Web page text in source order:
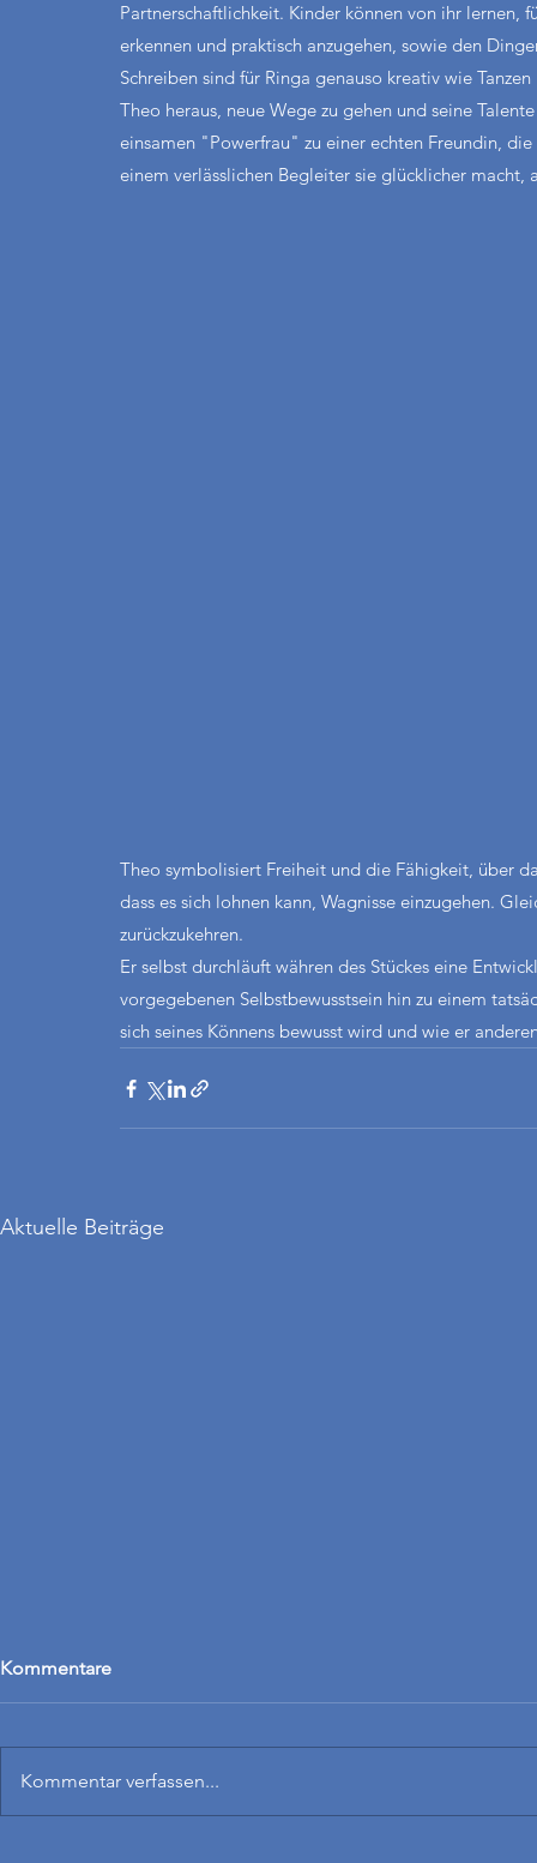
Partnerschaftlichkeit. Kinder können von ihr lernen,
erkennen und praktisch anzugehen, sowie den
Schreiben sind für Ringa genauso kreativ wie
Theo heraus, neue Wege zu gehen und seine
einsamen "Powerfrau" zu einer echten Freundin,
einem verlässlichen Begleiter sie glücklicher macht,
Theo symbolisiert Freiheit und die Fähigkeit, über
dass es sich lohnen kann, Wagnisse einzugehen.
zurückzukehren.
Er selbst durchläuft währen des Stückes eine
vorgegebenen Selbstbewusstsein hin zu einem
sich seines Könnens bewusst wird und wie er
Aktuelle Beiträge
25 Jahre
Kommentare
Kommentar verfassen...